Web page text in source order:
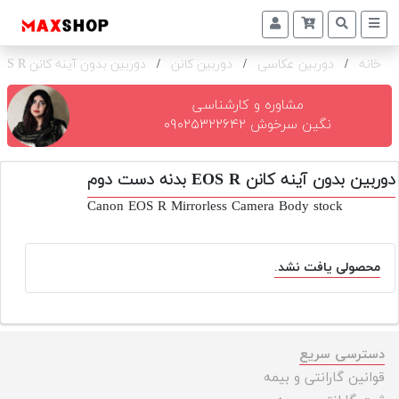
دوربین
و
تجهیزات
و
اکسسوری
خرید
اجاره
دوربین
خانه / دوربین عکاسی / دوربین کانن / دوربین بدون آینه کانن EOS R بدنه
مشاوره و کارشناسی
نگین سرخوش ۰۹۰۲۵۳۲۲۶۴۲
دوربین بدون آینه کانن EOS R بدنه دست دوم
Canon EOS R Mirrorless Camera Body stock
محصولی یافت نشد.
دسترسی سریع
قوانین گارانتی و بیمه